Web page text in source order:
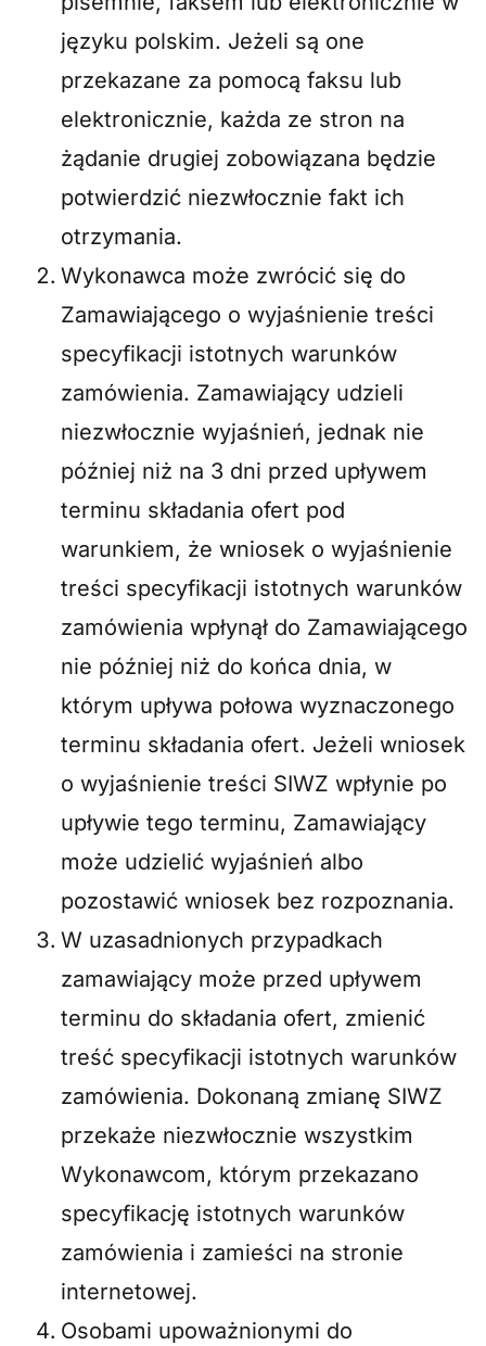
języku polskim. Jeżeli są one
przekazane za pomocą faksu lub
elektronicznie, każda ze stron na
żądanie drugiej zobowiązana będzie
potwierdzić niezwłocznie fakt ich
otrzymania.
Wykonawca może zwrócić się do
Zamawiającego o wyjaśnienie treści
specyfikacji istotnych warunków
zamówienia. Zamawiający udzieli
niezwłocznie wyjaśnień, jednak nie
później niż na 3 dni przed upływem
terminu składania ofert pod
warunkiem, że wniosek o wyjaśnienie
treści specyfikacji istotnych warunków
zamówienia wpłynął do Zamawiającego
nie później niż do końca dnia, w
którym upływa połowa wyznaczonego
terminu składania ofert. Jeżeli wniosek
o wyjaśnienie treści SIWZ wpłynie po
upływie tego terminu, Zamawiający
może udzielić wyjaśnień albo
pozostawić wniosek bez rozpoznania.
W uzasadnionych przypadkach
zamawiający może przed upływem
terminu do składania ofert, zmienić
treść specyfikacji istotnych warunków
zamówienia. Dokonaną zmianę SIWZ
przekaże niezwłocznie wszystkim
Wykonawcom, którym przekazano
specyfikację istotnych warunków
zamówienia i zamieści na stronie
internetowej.
Osobami upoważnionymi do